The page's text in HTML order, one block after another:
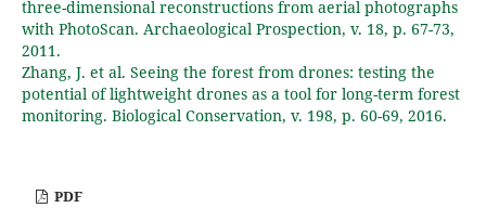
three-dimensional reconstructions from aerial photographs
with PhotoScan. Archaeological Prospection, v. 18, p. 67-73,
2011.
Zhang, J. et al. Seeing the forest from drones: testing the
potential of lightweight drones as a tool for long-term forest
monitoring. Biological Conservation, v. 198, p. 60-69, 2016.
PDF